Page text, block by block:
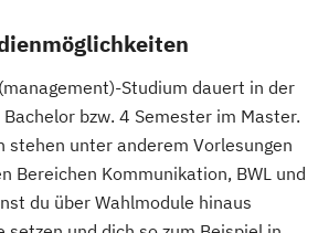
Studium dauert in der
bzw. 4 Semester im Master.
stehen unter anderem Vorlesungen
Bereichen Kommunikation, BWL und
du über Wahlmodule hinaus